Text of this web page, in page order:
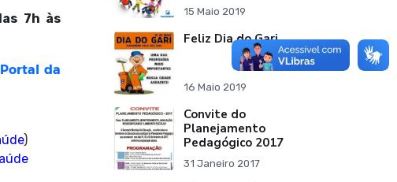
7h às
Portal da
)
15 Maio 2019
Feliz Dia do Gari
16 Maio 2019
Convite do
Planejamento
Pedagógico 2017
31 Janeiro 2017